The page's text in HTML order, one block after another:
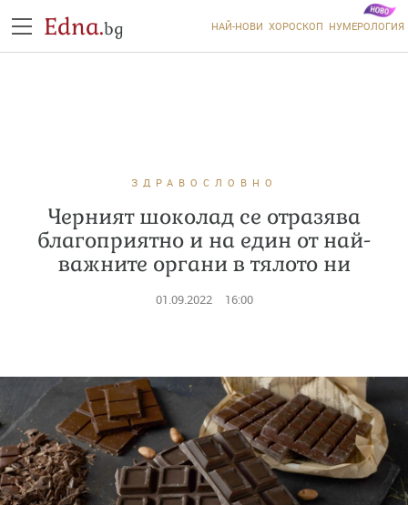
Edna.bg НАЙ-НОВИ ХОРОСКОП НУМЕРОЛОГИЯ
ЗДРАВОСЛОВНО
Черният шоколад се отразява
благоприятно и на един от най-
важните органи в тялото ни
01.09.2022 16:00